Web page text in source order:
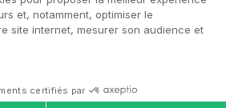
Nous suivre
Facebook